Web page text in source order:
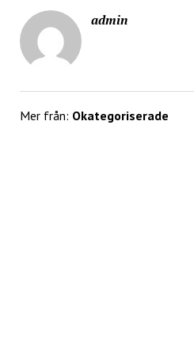
admin
Mer från: Okategoriserade